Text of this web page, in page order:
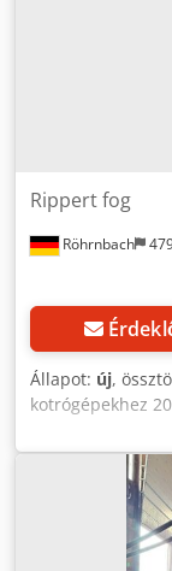
Röhrnbach
Rippert fog
Állapot: új,
kotrógépekhez
elérhető. Egyéb